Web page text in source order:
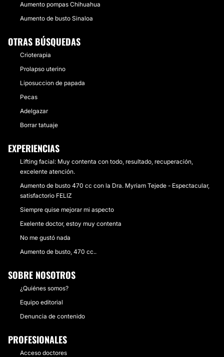
Aumento pompas Chihuahua
Aumento de busto Sinaloa
OTRAS BÚSQUEDAS
Crioterapia
Prolapso uterino
Liposuccion de papada
Pecas
Adelgazar
Borrar tatuaje
EXPERIENCIAS
Lifting facial: Muy contenta con todo, resultado, recuperación,
excelente atención.
Aumento de busto 470 cc con la Dra. Myriam Tejede - Espectacular,
satisfactorio FELIZ
Siempre quise mejorar mi aspecto
Exelente doctor, estoy muy contenta
No me gustó nada
Aumento de busto, 470 cc..
SOBRE NOSOTROS
¿Quiénes somos?
Equipo editorial
Denuncia de contenido
PROFESIONALES
Acceso doctores